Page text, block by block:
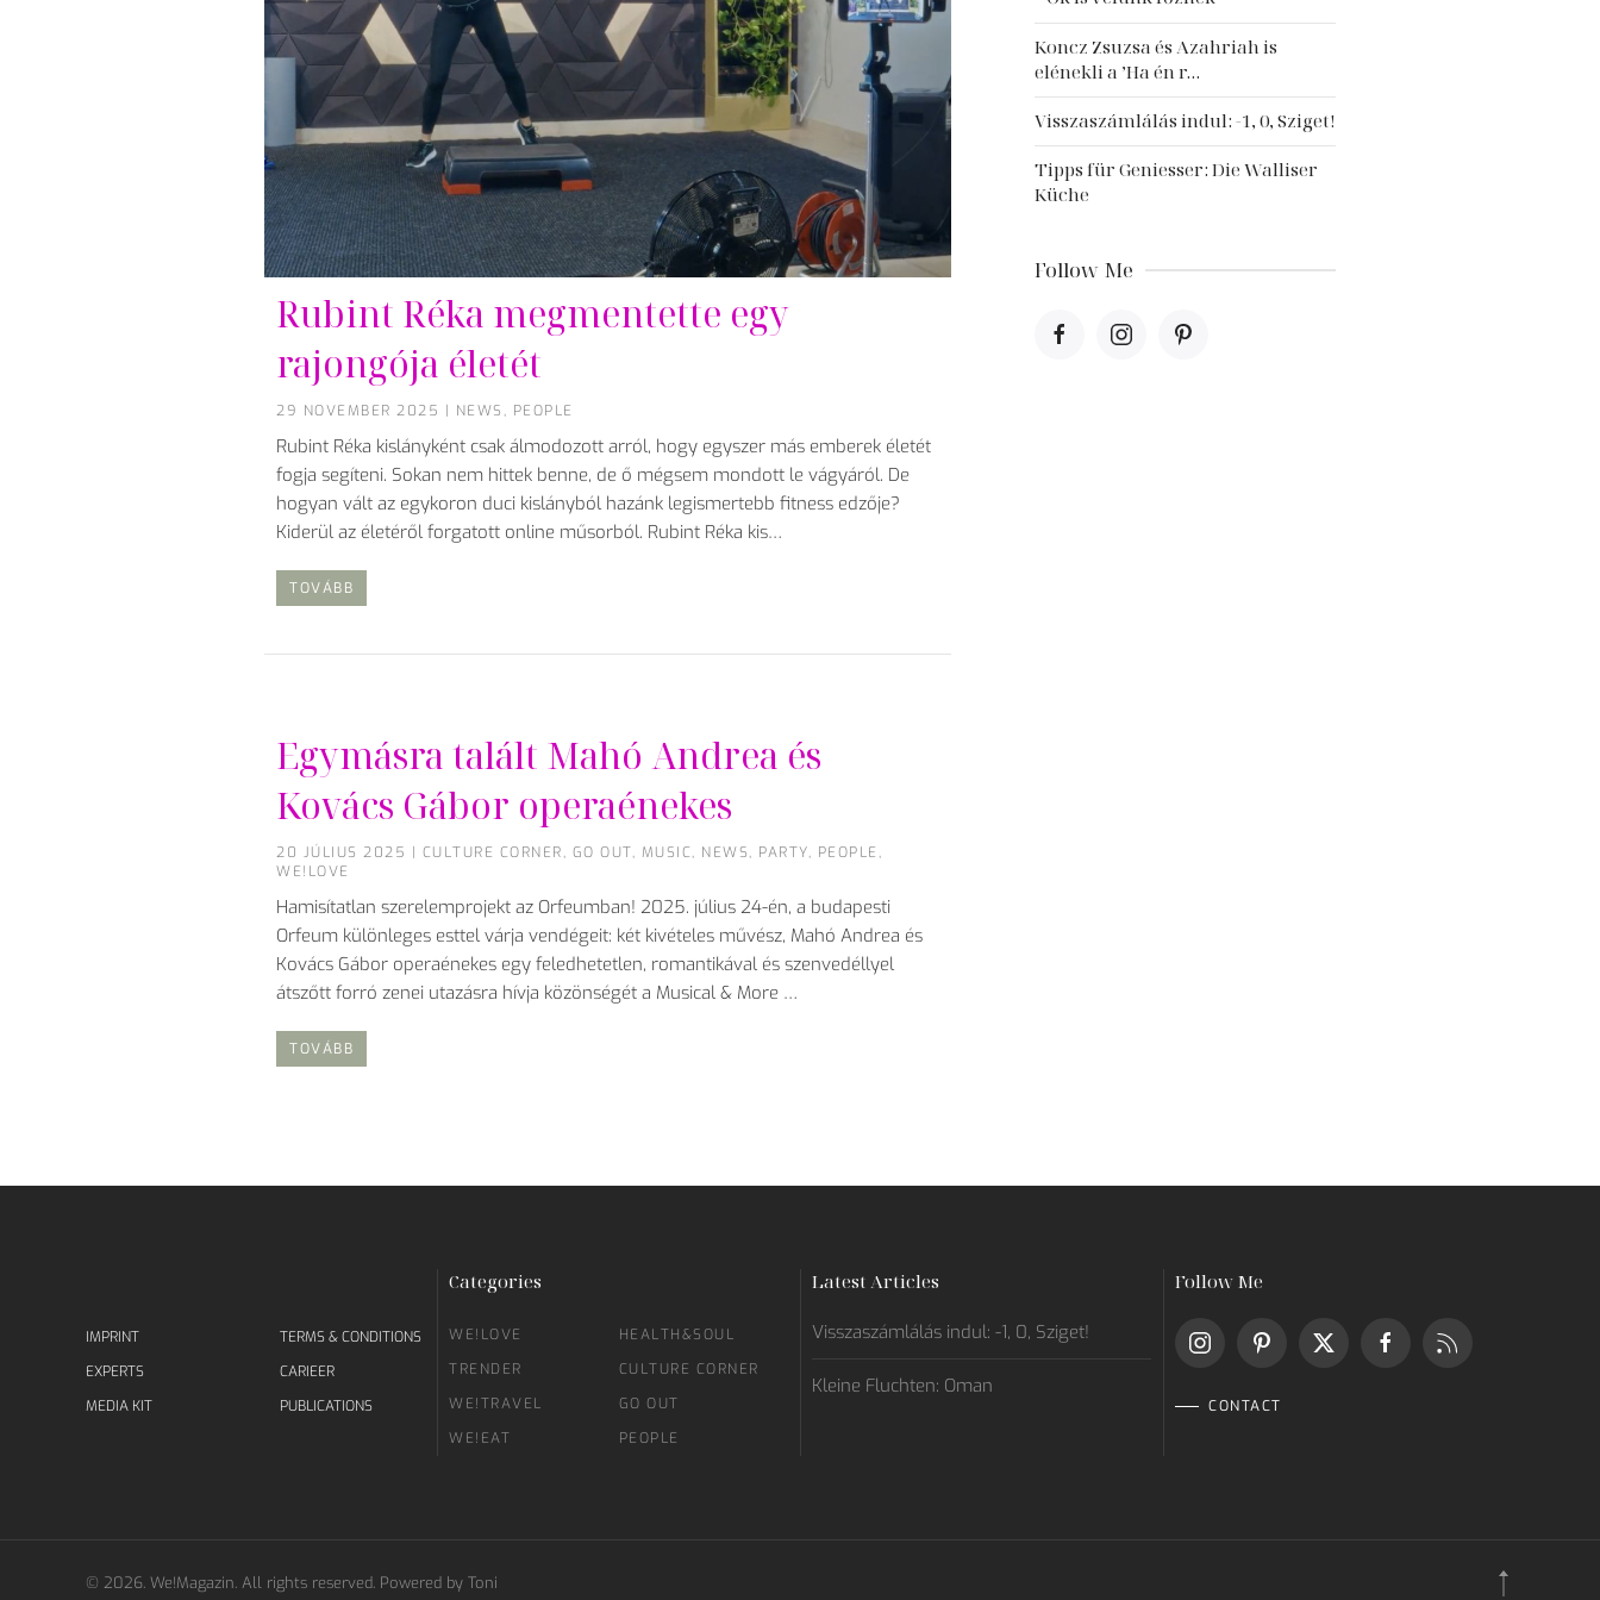
Rubint Réka megmentette egy
rajongója életét
29 NOVEMBER 2025 | NEWS, PEOPLE
Rubint Réka kislányként csak álmodozott arról, hogy egyszer más emberek életét
fogja segíteni. Sokan nem hittek benne, de ő mégsem mondott le vágyáról. De
hogyan vált az egykoron duci kislányból hazánk legismertebb fitness edzője?
Kiderül az életéről forgatott online műsorból. Rubint Réka kis…
TOVÁBB
Egymásra talált Mahó Andrea és
Kovács Gábor operaénekes
20 JÚLIUS 2025 | CULTURE CORNER, GO OUT, MUSIC, NEWS, PARTY, PEOPLE,
WE!LOVE
Hamisítatlan szerelemprojekt az Orfeumban! 2025. július 24-én, a budapesti
Orfeum különleges esttel várja vendégeit: két kivételes művész, Mahó Andrea és
Kovács Gábor operaénekes egy feledhetetlen, romantikával és szenvedéllyel
átszőtt forró zenei utazásra hívja közönségét a Musical & More …
TOVÁBB
Koncz Zsuzsa és Azahriah is
elénekli a ’Ha én r…
Visszaszámlálás indul: -1, 0, Sziget!
Tipps für Geniesser: Die Walliser
Küche
Follow Me
IMPRINT
EXPERTS
MEDIA KIT
TERMS & CONDITIONS
CARIEER
PUBLICATIONS
Categories
WE!LOVE
TRENDER
WE!TRAVEL
WE!EAT
HEALTH&SOUL
CULTURE CORNER
GO OUT
PEOPLE
Latest Articles
Visszaszámlálás indul: -1, 0, Sziget!
Kleine Fluchten: Oman
Follow Me
CONTACT
© 2026. We!Magazin. All rights reserved. Powered by Toni